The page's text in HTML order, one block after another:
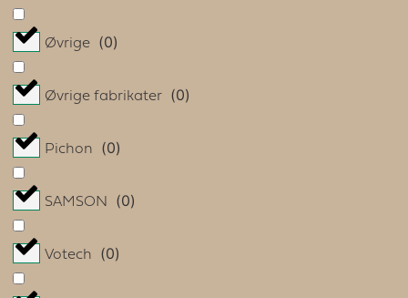
Øvrige (0)
Øvrige fabrikater (0)
Pichon (0)
SAMSON (0)
Votech (0)